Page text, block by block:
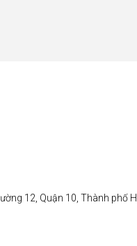
12, Quận 10, Thành phố